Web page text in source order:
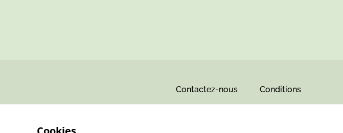
Contactez-nous Conditions